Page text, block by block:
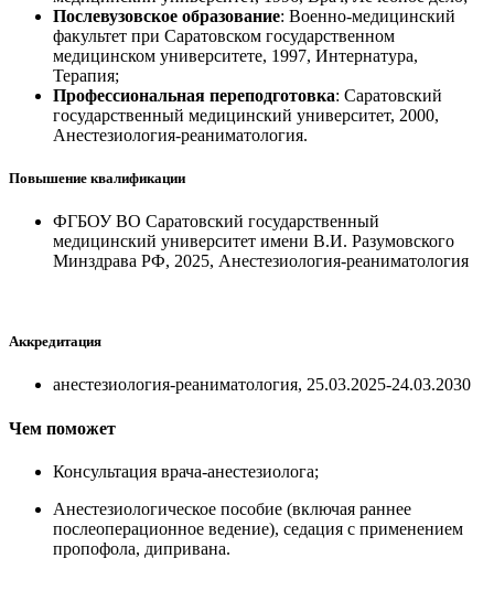
Послевузовское образование: Военно-медицинский
факультет при Саратовском государственном
медицинском университете, 1997, Интернатура,
Терапия;
Профессиональная переподготовка: Саратовский
государственный медицинский университет, 2000,
Анестезиология-реаниматология.
Повышение квалификации
ФГБОУ ВО Саратовский государственный
медицинский университет имени В.И. Разумовского
Минздрава РФ, 2025, Анестезиология-реаниматология
Аккредитация
анестезиология-реаниматология, 25.03.2025-24.03.2030
Чем поможет
Консультация врача-анестезиолога;
Анестезиологическое пособие (включая раннее
послеоперационное ведение), седация с применением
пропофола, дипривана.